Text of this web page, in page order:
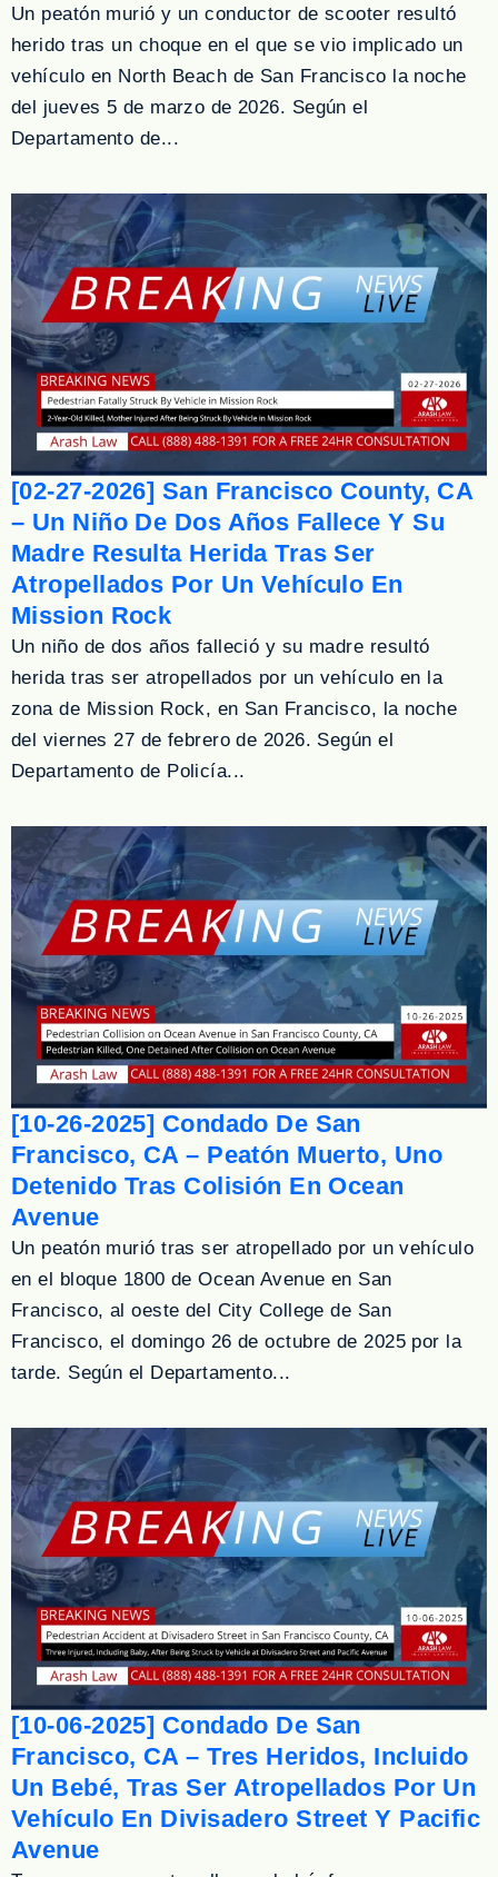
Un peatón murió y un conductor de scooter resultó
herido tras un choque en el que se vio implicado un
vehículo en North Beach de San Francisco la noche
del jueves 5 de marzo de 2026. Según el
Departamento de...
[02-27-2026] San Francisco County, CA
– Un Niño De Dos Años Fallece Y Su
Madre Resulta Herida Tras Ser
Atropellados Por Un Vehículo En
Mission Rock
Un niño de dos años falleció y su madre resultó
herida tras ser atropellados por un vehículo en la
zona de Mission Rock, en San Francisco, la noche
del viernes 27 de febrero de 2026. Según el
Departamento de Policía...
[10-26-2025] Condado De San
Francisco, CA – Peatón Muerto, Uno
Detenido Tras Colisión En Ocean
Avenue
Un peatón murió tras ser atropellado por un vehículo
en el bloque 1800 de Ocean Avenue en San
Francisco, al oeste del City College de San
Francisco, el domingo 26 de octubre de 2025 por la
tarde. Según el Departamento...
[10-06-2025] Condado De San
Francisco, CA – Tres Heridos, Incluido
Un Bebé, Tras Ser Atropellados Por Un
Vehículo En Divisadero Street Y Pacific
Avenue